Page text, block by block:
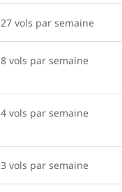
27 vols par semaine
8 vols par semaine
4 vols par semaine
3 vols par semaine